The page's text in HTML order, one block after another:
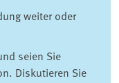
weiter oder
seien Sie
Diskutieren Sie